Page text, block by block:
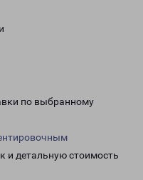
по выбранному
и детальную стоимость